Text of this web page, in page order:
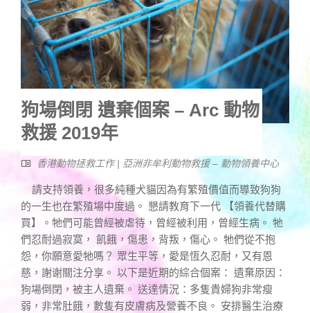
狗場倒閉 遺棄個案 – Arc 動物
救援 2019年
香港動物拯救工作 | 亞洲非牟利動物救援 – 動物領養中心
請支持領養，很多純種犬貓因為有繁殖價值而導致狗狗
的一生也在繁殖場中度過。 懇請教育下一代 【領養代替購
買】。牠們可能曾經被虐待，曾經被利用，曾經生病。 牠
們忍耐過寂寞， 飢餓，傷患，背叛，傷心。 牠們從不抱
怨，你願意愛牠嗎？ 眾生平等，愛是恆久忍耐，又有恩
慈，謝谢關注分享。 以下是近期的綜合個案： 遺棄原因：
狗場倒閉，被主人遺棄。 送達情況：多隻貴婦狗非常瘦
弱，非常肚餓，數隻有皮膚病及營養不良。 安排醫生治療